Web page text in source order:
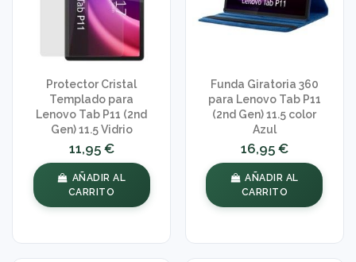
Protector Cristal
Templado para
Lenovo Tab P11 (2nd
Gen) 11.5 Vidrio
11,95 €
AÑADIR AL
CARRITO
Funda Giratoria 360
para Lenovo Tab P11
(2nd Gen) 11.5 color
Azul
16,95 €
AÑADIR AL
CARRITO